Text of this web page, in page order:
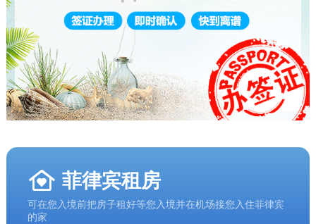
菲律宾租房
可在您入境前把房子租好等您入境并在机场接您入住菲律宾
的家